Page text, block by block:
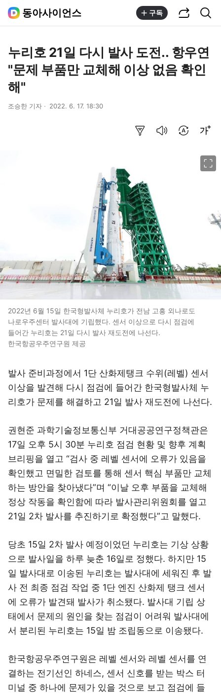
동아사이언스 구독
누리호 21일 다시 발사 도전.. 항우연
"문제 부품만 교체해 이상 없음 확인
해"
조승한 기자 2022. 6. 17. 18:30
2022년 6월 15일 한국형발사체 누리호가 전남 고흥 외나로도
나로우주센터 발사대에 기립했다. 센서 이상으로 다시 점검에
들어간 누리호는 21일 다시 발사 재도전에 나선다.
한국항공우주연구원 제공
발사 준비과정에서 1단 산화제탱크 수위(레벨) 센서
이상을 발견해 다시 점검에 들어간 한국형발사체 누
리호가 문제를 해결하고 21일 발사 재도전에 나선다.
권현준 과학기술정보통신부 거대공공연구정책관은
17일 오후 5시 30분 누리호 점검 현황 및 향후 계획
브리핑을 열고 “검사 중 레벨 센서에 오류가 있음을
확인했고 면밀한 검토를 통해 센서 핵심 부품만 교체
하는 방안을 찾아냈다”며 “이날 오후 부품을 교체해
정상 작동을 확인함에 따라 발사관리위원회를 열고
21일 2차 발사를 추진하기로 확정했다”고 말했다.
당초 15일 2차 발사 예정이었던 누리호는 기상 상황
으로 발사일을 하루 늦춘 16일로 정했다. 하지만 15
일 발사대로 이송된 누리호는 발사대에 세워진 후 발
사 전 최종 점검 작업 중 1단 엔진 산화제 탱크 센서
에 오류가 발견돼 발사가 취소됐다. 발사대 기립 상
태에서 문제의 원인을 찾는 점검이 어려워 발사대에
서 분리된 누리호는 15일 밤 조립동으로 이송됐다.
한국항공우주연구원은 레벨 센서와 레벨 센서를 연
결하는 전기선인 하네스, 센서 신호를 받는 박스 터
미널 중 하나에 문제가 있을 것으로 보고 점검에 들